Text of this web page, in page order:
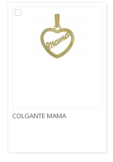
COLGANTE MAMA